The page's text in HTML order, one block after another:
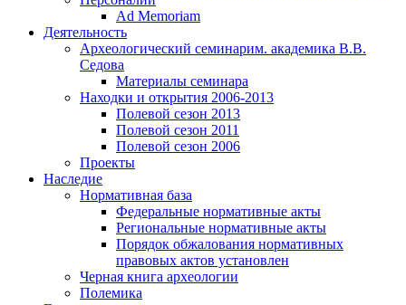
Ad Memoriam
Деятельность
Археологический семинарим. академика В.В.
Седова
Материалы семинара
Находки и открытия 2006-2013
Полевой сезон 2013
Полевой сезон 2011
Полевой сезон 2006
Проекты
Наследие
Нормативная база
Федеральные нормативные акты
Региональные нормативные акты
Порядок обжалования нормативных
правовых актов установлен
Черная книга археологии
Полемика